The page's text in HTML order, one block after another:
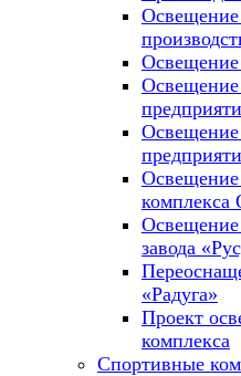
Освещение
Освещение
Освещение
Освещение
Освещение
завода
«Радуга»
Проект
комплекса
Спортивные